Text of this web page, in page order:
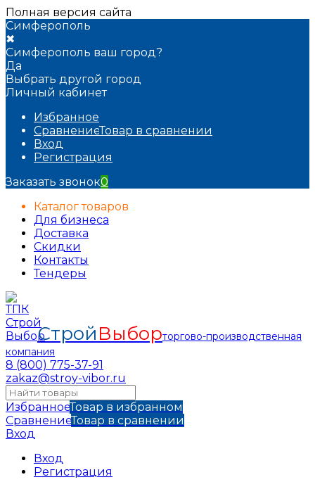
Полная версия сайта
Симферополь
✖
Симферополь ваш город?
Да
Выбрать другой город
Личный кабинет
Избранное
СравнениеТовар в сравнении
Вход
Регистрация
Заказать звонок0
Каталог товаров
Для бизнеса
Доставка
Скидки
Контакты
Тендеры
СтройВыборторгово-производственная
компания
8 (800) 775-37-91
zakaz@stroy-vibor.ru
ИзбранноеТовар в избранном
СравнениеТовар в сравнении
Вход
Вход
Регистрация